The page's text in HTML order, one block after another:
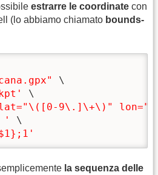
estrarre le coordinate con
(lo abbiamo chiamato bounds-
\
\
9\.]\+\)"
'
\
la sequenza delle